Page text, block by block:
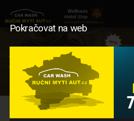
Pokračovat na web